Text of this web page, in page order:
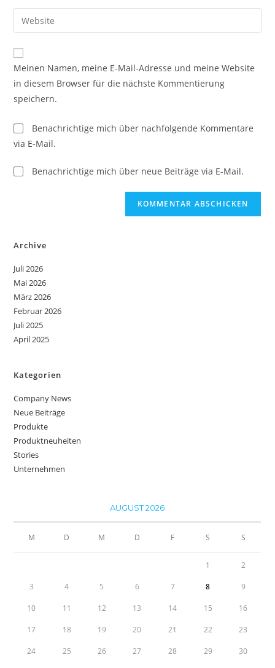
Meinen Namen, meine E-Mail-Adresse und meine Website
in diesem Browser für die nächste Kommentierung
speichern.
Benachrichtige mich über nachfolgende Kommentare
via E-Mail.
Benachrichtige mich über neue Beiträge via E-Mail.
Archive
Juli 2026
Mai 2026
März 2026
Februar 2026
Juli 2025
April 2025
Kategorien
Company News
Neue Beiträge
Produkte
Produktneuheiten
Stories
Unternehmen
AUGUST 2026
M D M D F S S
1 2
3 4 5 6 7 8 9
10 11 12 13 14 15 16
17 18 19 20 21 22 23
24 25 26 27 28 29 30